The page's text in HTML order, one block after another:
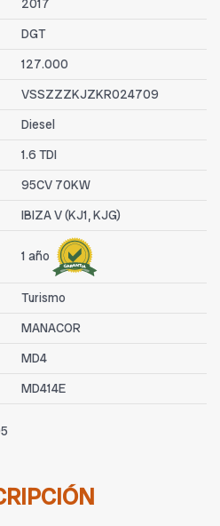
2017
DGT
127.000
VSSZZZKJZKR024709
Diesel
1.6 TDI
95CV 70KW
IBIZA V (KJ1, KJG)
1 año
Turismo
MANACOR
MD4
MD414E